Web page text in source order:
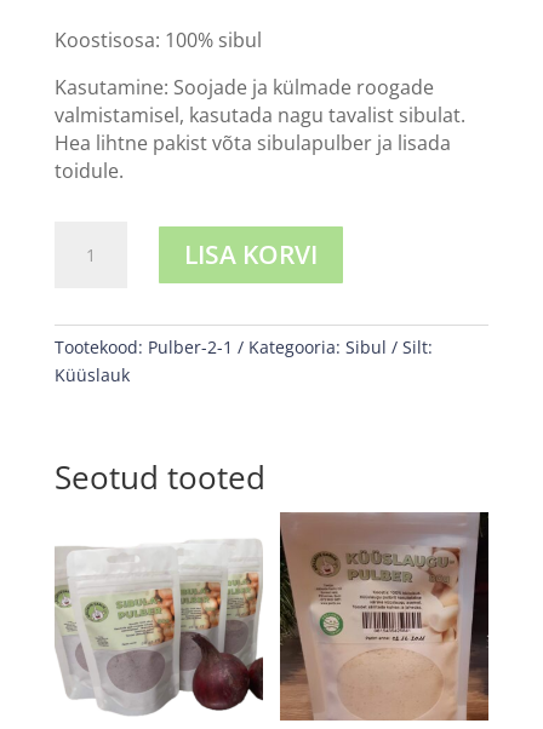
Koostisosa: 100% sibul
Kasutamine: Soojade ja külmade roogade
valmistamisel, kasutada nagu tavalist sibulat.
Hea lihtne pakist võta sibulapulber ja lisada
toidule.
LISA KORVI
Tootekood: Pulber-2-1 Kategooria: Sibul
Silt:
Küüslauk
Seotud tooted